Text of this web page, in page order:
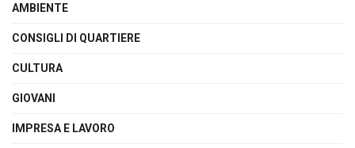
AMBIENTE
CONSIGLI DI QUARTIERE
CULTURA
GIOVANI
IMPRESA E LAVORO